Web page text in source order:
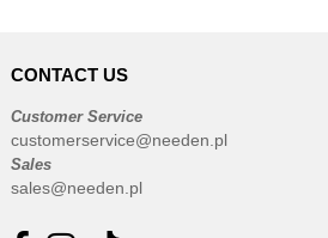
CONTACT US
Customer Service
customerservice@needen.pl
Sales
sales@needen.pl